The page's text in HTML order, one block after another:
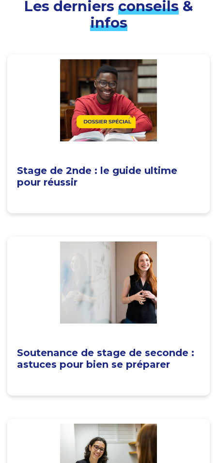
Les derniers conseils&
infos
Stage de 2nde : le guide ultime
pour réussir
Soutenance de stage de seconde :
astuces pour bien se préparer